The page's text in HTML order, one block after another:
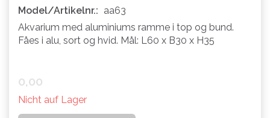
Model/Artikelnr.: aa63
Akvarium med aluminiums ramme i top og bund.
Fåes i alu, sort og hvid. Mål: L60 x B30 x H35
0,00
Nicht auf Lager